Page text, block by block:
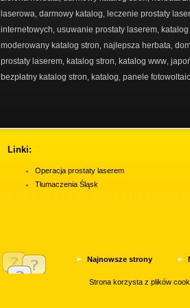
laserowa darmowy katalog leczenie prostaty
internetowych usuwanie prostaty laserem
moderowany katalog stron najlepsza herbata
prostaty laserem katalog stron katalog www
bezpłatny katalog stron katalog panele
Linki:
Operacja prostaty laserem
Tłumaczenia Śląsk
Najnowsze strony
Najpopularniejsze
Strona korzysta z plików